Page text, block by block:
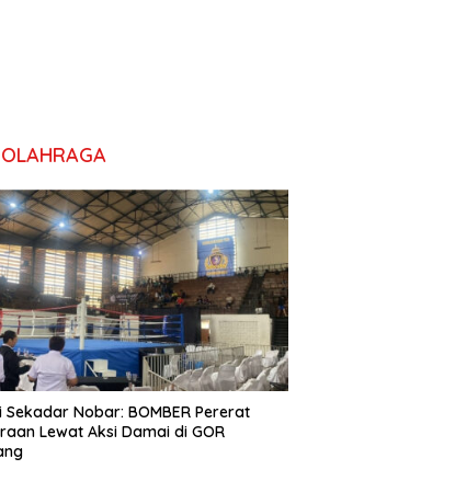
Sekadar Nobar: BOMBER Pererat
Lewat Aksi Damai di GOR